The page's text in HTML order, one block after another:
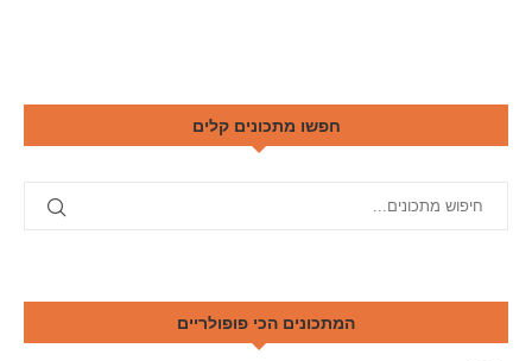
חפשו מתכונים קלים
המתכונים הכי פופולריים